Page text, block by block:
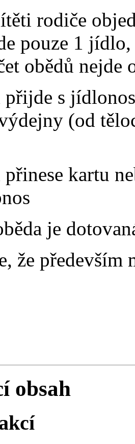
rodiče
pouze 1
obědů nejde
s
(od
kartu
je
že především
obsah